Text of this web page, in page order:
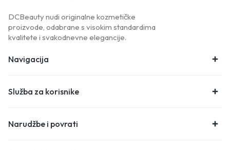
DCBeauty nudi originalne kozmetičke
proizvode, odabrane s visokim standardima
kvalitete i svakodnevne elegancije.
Navigacija
Služba za korisnike
Narudžbe i povrati